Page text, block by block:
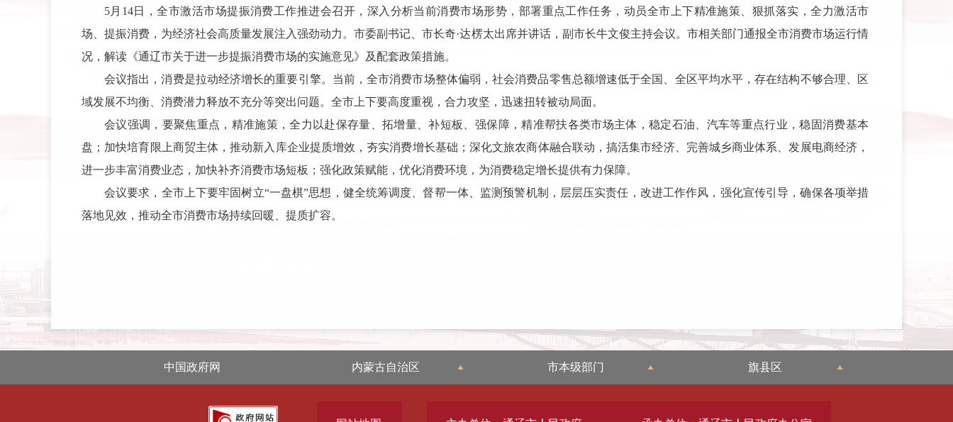
5月14日，全市激活市场提振消费工作推进会召开，深入分析当前消费市场形势，部署重点工作任务，动员全市上下精准施策、狠抓落实，全力激活市
场、提振消费，为经济社会高质量发展注入强劲动力。市委副书记、市长奇·达楞太出席并讲话，副市长牛文俊主持会议。市相关部门通报全市消费市场运行情
况，解读《通辽市关于进一步提振消费市场的实施意见》及配套政策措施。
会议指出，消费是拉动经济增长的重要引擎。当前，全市消费市场整体偏弱，社会消费品零售总额增速低于全国、全区平均水平，存在结构不够合理、区
域发展不均衡、消费潜力释放不充分等突出问题。全市上下要高度重视，合力攻坚，迅速扭转被动局面。
会议强调，要聚焦重点，精准施策，全力以赴保存量、拓增量、补短板、强保障，精准帮扶各类市场主体，稳定石油、汽车等重点行业，稳固消费基本
盘；加快培育限上商贸主体，推动新入库企业提质增效，夯实消费增长基础；深化文旅农商体融合联动，搞活集市经济、完善城乡商业体系、发展电商经济，
进一步丰富消费业态，加快补齐消费市场短板；强化政策赋能，优化消费环境，为消费稳定增长提供有力保障。
会议要求，全市上下要牢固树立“一盘棋”思想，健全统筹调度、督帮一体、监测预警机制，层层压实责任，改进工作作风，强化宣传引导，确保各项举措
落地见效，推动全市消费市场持续回暖、提质扩容。
中国政府网 内蒙古自治区 市本级部门 旗县区